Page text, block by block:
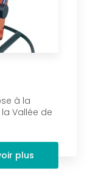
à la
Vallée de
plus